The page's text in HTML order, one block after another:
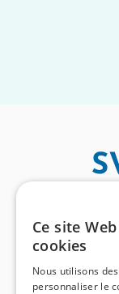
Ce site
cookies
Nous utilisons
personnaliser le